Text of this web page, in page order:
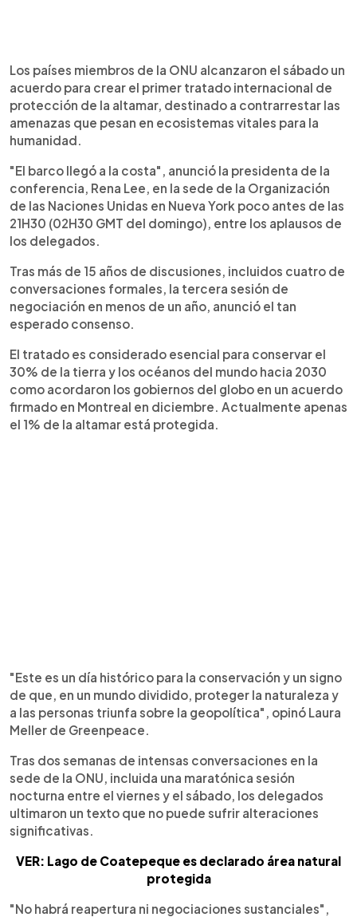
► Escuchar artículo
Los países miembros de la ONU alcanzaron el sábado un
acuerdo para crear el primer tratado internacional de
protección de la altamar, destinado a contrarrestar las
amenazas que pesan en ecosistemas vitales para la
humanidad.
"El barco llegó a la costa", anunció la presidenta de la
conferencia, Rena Lee, en la sede de la Organización
de las Naciones Unidas en Nueva York poco antes de las
21H30 (02H30 GMT del domingo), entre los aplausos de
los delegados.
Tras más de 15 años de discusiones, incluidos cuatro de
conversaciones formales, la tercera sesión de
negociación en menos de un año, anunció el tan
esperado consenso.
El tratado es considerado esencial para conservar el
30% de la tierra y los océanos del mundo hacia 2030
como acordaron los gobiernos del globo en un acuerdo
firmado en Montreal en diciembre. Actualmente apenas
el 1% de la altamar está protegida.
"Este es un día histórico para la conservación y un signo
de que, en un mundo dividido, proteger la naturaleza y
a las personas triunfa sobre la geopolítica", opinó Laura
Meller de Greenpeace.
Tras dos semanas de intensas conversaciones en la
sede de la ONU, incluida una maratónica sesión
nocturna entre el viernes y el sábado, los delegados
ultimaron un texto que no puede sufrir alteraciones
significativas.
VER: Lago de Coatepeque es declarado área natural
protegida
"No habrá reapertura ni negociaciones sustanciales",